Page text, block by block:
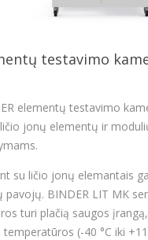
testavimo
elementų testavimo
jonų elementų ir
su ličio jonų elemantais
pavojų. BINDER LIT MK
turi plačią saugos
temperatūros (-40 °C iki